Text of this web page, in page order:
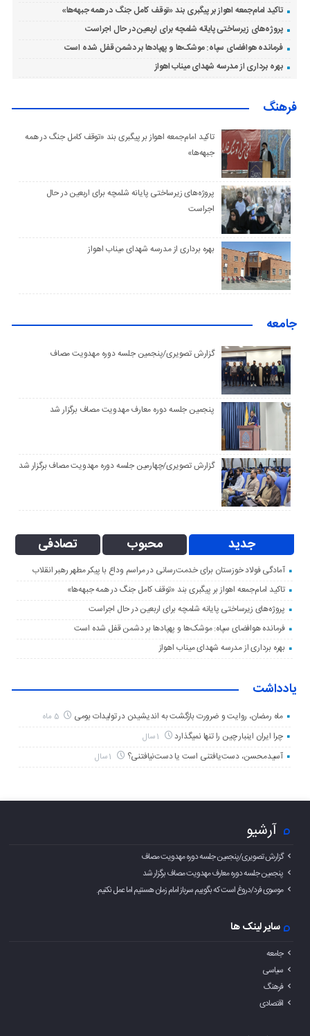
تاکید امام‌جمعه اهواز بر پیگبری بند «توقف کامل جنگ در همه جبهه‌ها»
پروژه‌های زیرساختی پایانه شلمچه برای اربعین در حال اجراست
فرمانده هوافضای سپاه: موشک‌ها و پهپادها بر دشمن قفل شده است
بهره برداری از مدرسه شهدای میناب اهواز
فرهنگ
تاکید امام‌جمعه اهواز بر پیگبری بند «توقف کامل جنگ در همه
جبهه‌ها»
پروژه‌های زیرساختی پایانه شلمچه برای اربعین در حال
اجراست
بهره برداری از مدرسه شهدای میناب اهواز
جامعه
گزارش تصویری/پنجمین جلسه دوره مهدویت مصاف
پنجمین جلسه دوره معارف مهدویت مصاف برگزار شد
گزارش تصویری/چهارمین جلسه دوره مهدویت مصاف برگزار شد
جدید محبوب تصادفی
آمادگی فولاد خوزستان برای خدمت‌رسانی در مراسم وداع با پیکر مطهر رهبر انقلاب
تاکید امام‌جمعه اهواز بر پیگبری بند «توقف کامل جنگ در همه جبهه‌ها»
پروژه‌های زیرساختی پایانه شلمچه برای اربعین در حال اجراست
فرمانده هوافضای سپاه: موشک‌ها و پهپادها بر دشمن قفل شده است
بهره برداری از مدرسه شهدای میناب اهواز
یادداشت
ماه رمضان، روایت و ضرورت بازگشت به اندیشیدن در تولیدات بومی 5 ماه
چرا ایران اینبار چین را تنها نمیگذارد
آسیدمحسن، دست‌یافتنی است یا دست‌نیافتنی؟
آرشیو
گزارش تصویری/پنجمین جلسه دوره مهدویت مصاف
پنجمین جلسه دوره معارف مهدویت مصاف برگزار شد
موسوی فرد/دروغ است که بگوییم سرباز امام زمان هستیم اما عمل نکنیم.
سایر لینک ها
جامعه
سیاسی
فرهنگ
اقتصادی